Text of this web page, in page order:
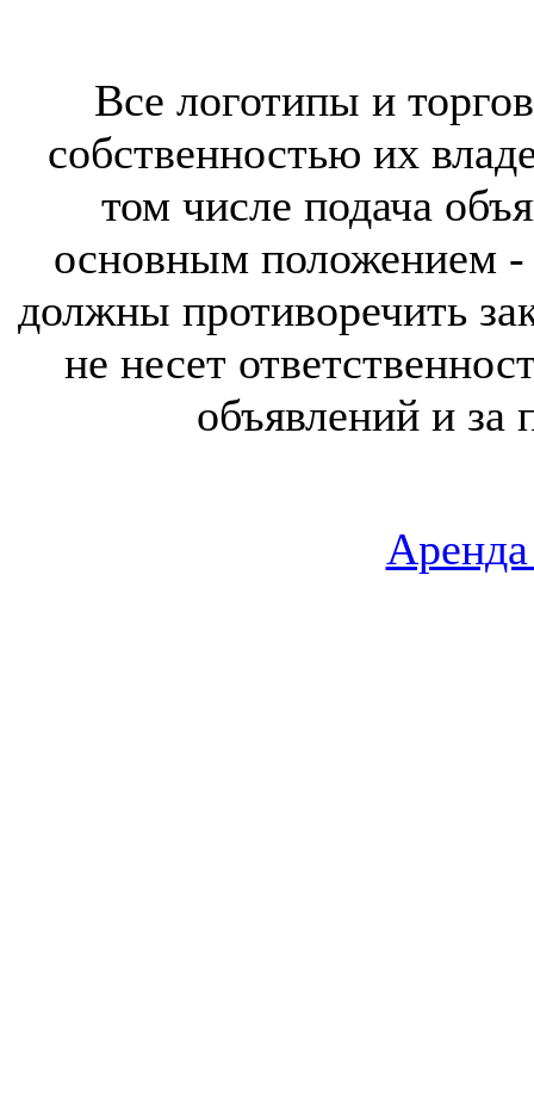
Все логотипы и
собственностью их
том числе подача
основным положением -
должны противоречить
не несет
объявлений и за